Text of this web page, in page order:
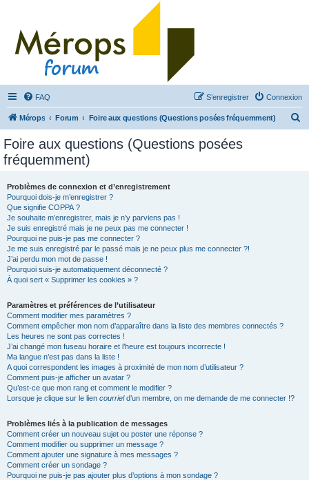
FAQ Connexion
S’enregistrer
Mérops Forum Foire aux questions (Questions posées fréquemment)
Foire aux questions (Questions posées
fréquemment)
Problèmes de connexion et d’enregistrement
Pourquoi dois-je m’enregistrer ?
Que signifie COPPA ?
Je souhaite m’enregistrer, mais je n’y parviens pas !
Je suis enregistré mais je ne peux pas me connecter !
Pourquoi ne puis-je pas me connecter ?
Je me suis enregistré par le passé mais je ne peux plus me connecter ?!
J’ai perdu mon mot de passe !
Pourquoi suis-je automatiquement déconnecté ?
À quoi sert « Supprimer les cookies » ?
Paramètres et préférences de l’utilisateur
Comment modifier mes paramètres ?
Comment empêcher mon nom d’apparaître dans la liste des membres connectés ?
Les heures ne sont pas correctes !
J’ai changé mon fuseau horaire et l’heure est toujours incorrecte !
Ma langue n’est pas dans la liste !
A quoi correspondent les images à proximité de mon nom d’utilisateur ?
Comment puis-je afficher un avatar ?
Qu’est-ce que mon rang et comment le modifier ?
Lorsque je clique sur le lien courrield’un membre, on me demande de me connecter !?
Problèmes liés à la publication de messages
Comment créer un nouveau sujet ou poster une réponse ?
Comment modifier ou supprimer un message ?
Comment ajouter une signature à mes messages ?
Comment créer un sondage ?
Pourquoi ne puis-je pas ajouter plus d’options à mon sondage ?